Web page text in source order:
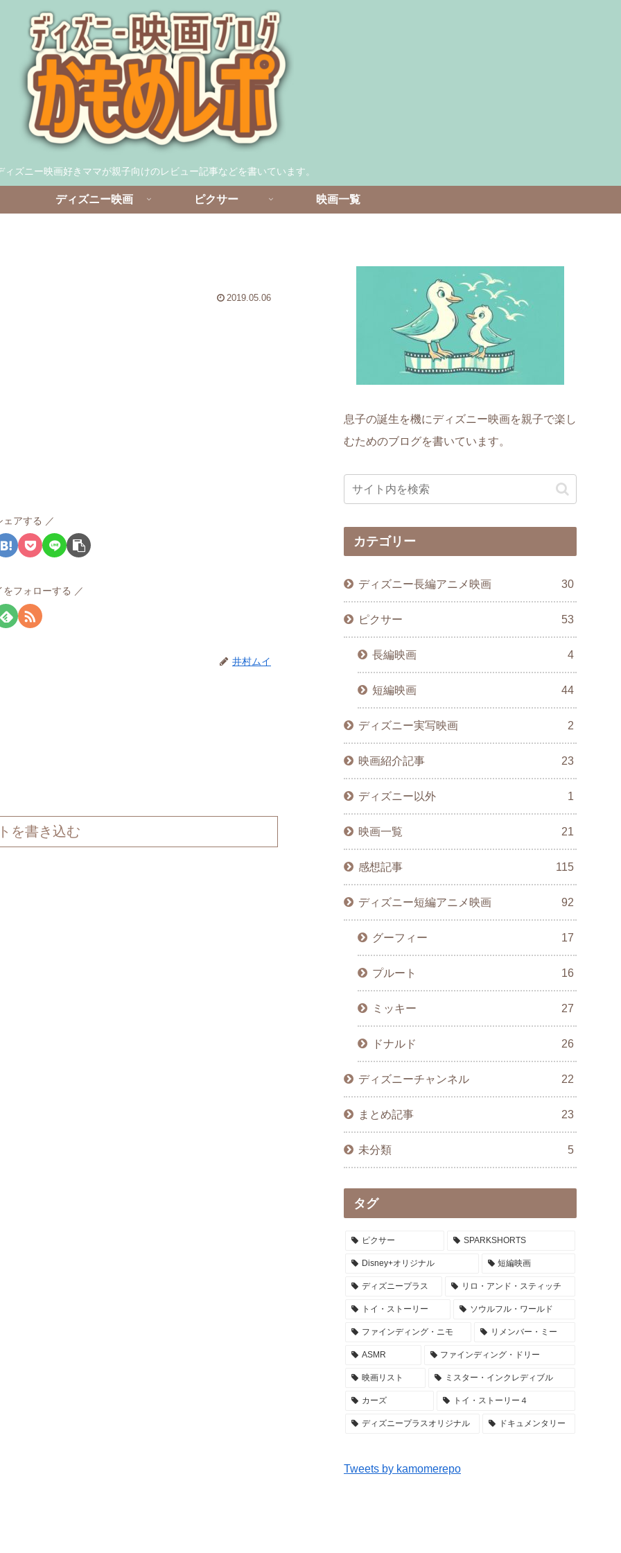
ィズニー映画好きママが親子向けのレビュー記事などを書いています。
ディズニー映画 ピクサー 映画一覧
2019.05.06
ェアする
をフォローする
井村ムイ
を書き込む
息子の誕生を機にディズニー映画を親子で楽し
むためのブログを書いています。
カテゴリー
ディズニー長編アニメ映画 30
ピクサー 53
長編映画 4
短編映画 44
ディズニー実写映画 2
映画紹介記事 23
ディズニー以外 1
映画一覧 21
感想記事 115
ディズニー短編アニメ映画 92
グーフィー 17
プルート 16
ミッキー 27
ドナルド 26
ディズニーチャンネル 22
まとめ記事 23
未分類 5
タグ
ピクサー SPARKSHORTS
Disney+オリジナル 短編映画
ディズニープラス リロ・アンド・スティッチ
トイ・ストーリー ソウルフル・ワールド
ファインディング・ニモ リメンバー・ミー
ASMR ファインディング・ドリー
映画リスト ミスター・インクレディブル
カーズ トイ・ストーリー４
ディズニープラスオリジナル ドキュメンタリー
Tweets by kamomerepo